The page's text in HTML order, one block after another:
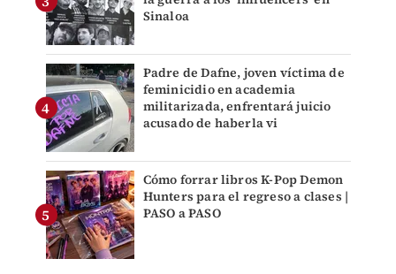
Sinaloa
Padre de Dafne, joven víctima de
feminicidio en academia
militarizada, enfrentará juicio
acusado de haberla vi
Cómo forrar libros K-Pop Demon
Hunters para el regreso a clases |
PASO a PASO